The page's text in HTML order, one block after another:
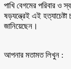
পাখি বেগমের পরিবার ও
ষড়যন্ত্রেই এই হত্যাচেষ্টা
জানিয়েছেন।
আপনার মতামত লিখুন :